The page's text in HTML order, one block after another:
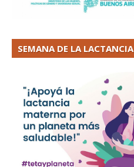
SEMANA DE LA LACTANCIA